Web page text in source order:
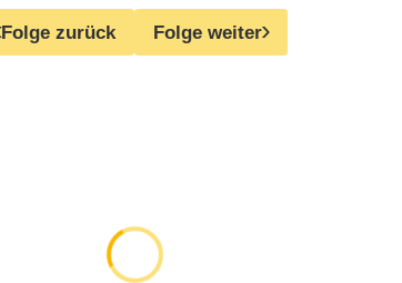
Folge zurück Folge weiter